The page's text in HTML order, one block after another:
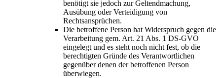
benötigt sie jedoch zur Geltendmachung,
Ausübung oder Verteidigung von
Rechtsansprüchen.
Die betroffene Person hat Widerspruch gegen die
Verarbeitung gem. Art. 21 Abs. 1 DS-GVO
eingelegt und es steht noch nicht fest, ob die
berechtigten Gründe des Verantwortlichen
gegenüber denen der betroffenen Person
überwiegen.